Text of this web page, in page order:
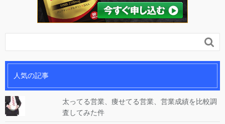

人気の記事
太ってる営業、痩せてる営業、営業成績を比較調
査してみた件